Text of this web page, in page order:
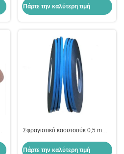
ταινία 0,5mm/1mm Δυνατότητα
Πάρτε την καλύτερη τιμή
Σφραγιστικό καουτσούκ 0,5 mm/1
γυάλινη αφρό ταινία για γυάλινο
Πάρτε την καλύτερη τιμή